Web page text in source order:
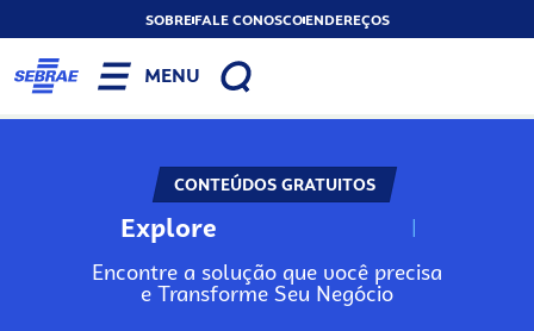
SOBREFALE CONOSCOENDEREÇOS
MENU
CONTEÚDOS GRATUITOS
Explore N
Encontre a solução que você precisa
e Transforme Seu Negócio